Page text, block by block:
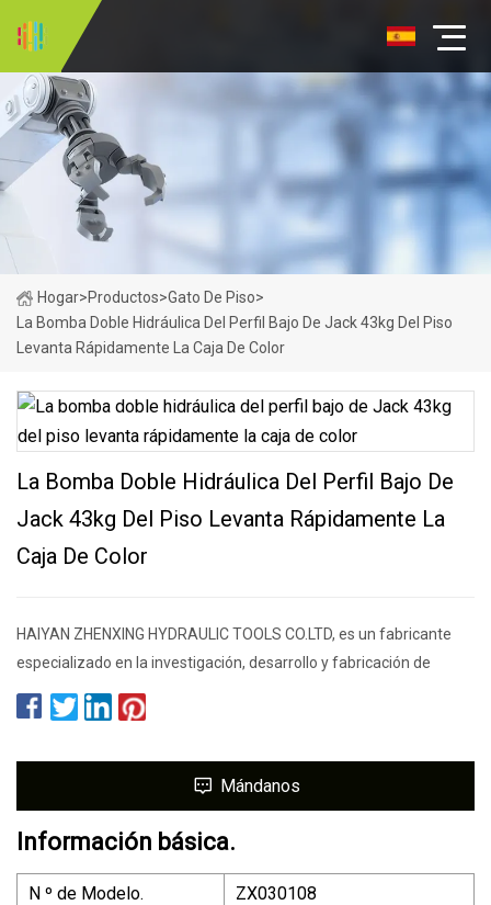
Hogar>Productos>Gato De Piso>
La Bomba Doble Hidráulica Del Perfil Bajo De Jack 43kg Del Piso
Levanta Rápidamente La Caja De Color
La Bomba Doble Hidráulica Del Perfil Bajo De
Jack 43kg Del Piso Levanta Rápidamente La
Caja De Color
HAIYAN ZHENXING HYDRAULIC TOOLS CO.LTD, es un fabricante
especializado en la investigación, desarrollo y fabricación de
Mándanos
Información básica.
N º de Modelo.
ZX030108